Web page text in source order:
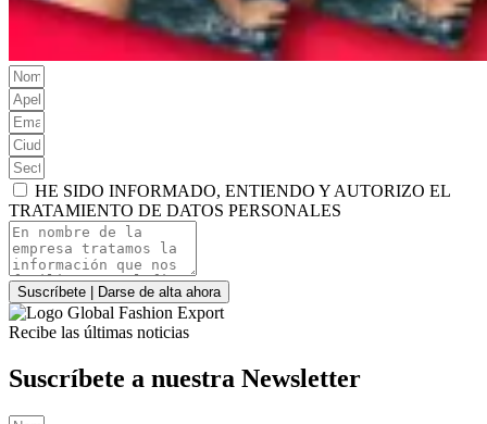
HE SIDO INFORMADO, ENTIENDO Y AUTORIZO EL
TRATAMIENTO DE DATOS PERSONALES
Suscríbete | Darse de alta ahora
Recibe las últimas noticias
Suscríbete a nuestra Newsletter